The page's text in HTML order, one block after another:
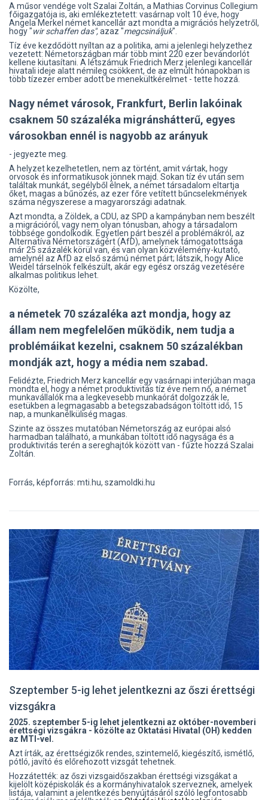
A műsor vendége volt Szalai Zoltán, a Mathias Corvinus Collegium
főigazgatója is, aki emlékeztetett: vasárnap volt 10 éve, hogy
Angela Merkel német kancellár azt mondta a migrációs helyzetről,
hogy "wir schaffen das",azaz "megcsináljuk".
Tíz éve kezdődött nyíltan az a politika, ami a jelenlegi helyzethez
vezetett: Németországban már több mint 220 ezer bevándorlót
kellene kiutasítani. A létszámuk Friedrich Merz jelenlegi kancellár
hivatali ideje alatt némileg csökkent, de az elmúlt hónapokban is
több tízezer ember adott be menekültkérelmet - tette hozzá.
Nagy német városok, Frankfurt, Berlin lakóinak
csaknem 50 százaléka migránshátterű, egyes
városokban ennél is nagyobb az arányuk
- jegyezte meg.
A helyzet kezelhetetlen, nem az történt, amit vártak, hogy
orvosok és informatikusok jönnek majd. Sokan tíz év után sem
találtak munkát, segélyből élnek, a német társadalom eltartja
őket, magas a bűnözés, az ezer főre vetített bűncselekmények
száma négyszerese a magyarországi adatnak.
Azt mondta, a Zöldek, a CDU, az SPD a kampányban nem beszélt
a migrációról, vagy nem olyan tónusban, ahogy a társadalom
többsége gondolkodik. Egyetlen párt beszél a problémákról, az
Alternatíva Németországért (AfD), amelynek támogatottsága
már 25 százalék körül van, és van olyan közvélemény-kutató,
amelynél az AfD az első számú német párt; látszik, hogy Alice
Weidel társelnök felkészült, akár egy egész ország vezetésére
alkalmas politikus lehet.
Közölte,
a németek 70 százaléka azt mondja, hogy az
állam nem megfelelően működik, nem tudja a
problémáikat kezelni, csaknem 50 százalékban
mondják azt, hogy a média nem szabad.
Felidézte, Friedrich Merz kancellár egy vasárnapi interjúban maga
mondta el, hogy a német produktivitás tíz éve nem nő, a német
munkavállalók ma a legkevesebb munkaórát dolgozzák le,
esetükben a legmagasabb a betegszabadságon töltött idő, 15
nap, a munkanélküliség magas.
Szinte az összes mutatóban Németország az európai alsó
harmadban található, a munkában töltött idő nagysága és a
produktivitás terén a sereghajtók között van - fűzte hozzá Szalai
Zoltán.
Forrás, képforrás: mti.hu, szamoldki.hu
Szeptember 5-ig lehet jelentkezni az őszi érettségi
vizsgákra
2025. szeptember 5-ig lehet jelentkezni az október-novemberi
érettségi vizsgákra - közölte az Oktatási Hivatal (OH) kedden
az MTI-vel.
Azt írták, az érettségizők rendes, szintemelő, kiegészítő, ismétlő,
pótló, javító és előrehozott vizsgát tehetnek.
Hozzátették: az őszi vizsgaidőszakban érettségi vizsgákat a
kijelölt középiskolák és a kormányhivatalok szerveznek, amelyek
listája, valamint a jelentkezés benyújtásáról szóló legfontosabb